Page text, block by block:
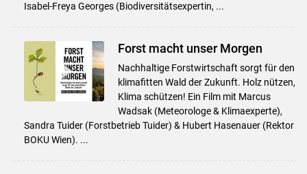
Isabel-Freya Georges (Biodiversitätsexpertin, ...
Forst macht unser Morgen
Nachhaltige Forstwirtschaft sorgt für den
klimafitten Wald der Zukunft. Holz nützen,
Klima schützen! Ein Film mit Marcus
Wadsak (Meteorologe & Klimaexperte),
Sandra Tuider (Forstbetrieb Tuider) & Hubert Hasenauer (Rektor
BOKU Wien). ...